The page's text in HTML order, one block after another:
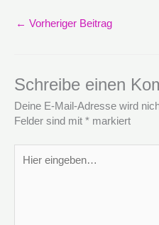
← Vorheriger Beitrag
Schreibe einen
Deine E-Mail-Adresse wird
Felder sind mit * markiert
eingeben…